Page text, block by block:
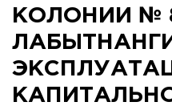
КОЛОНИИ №